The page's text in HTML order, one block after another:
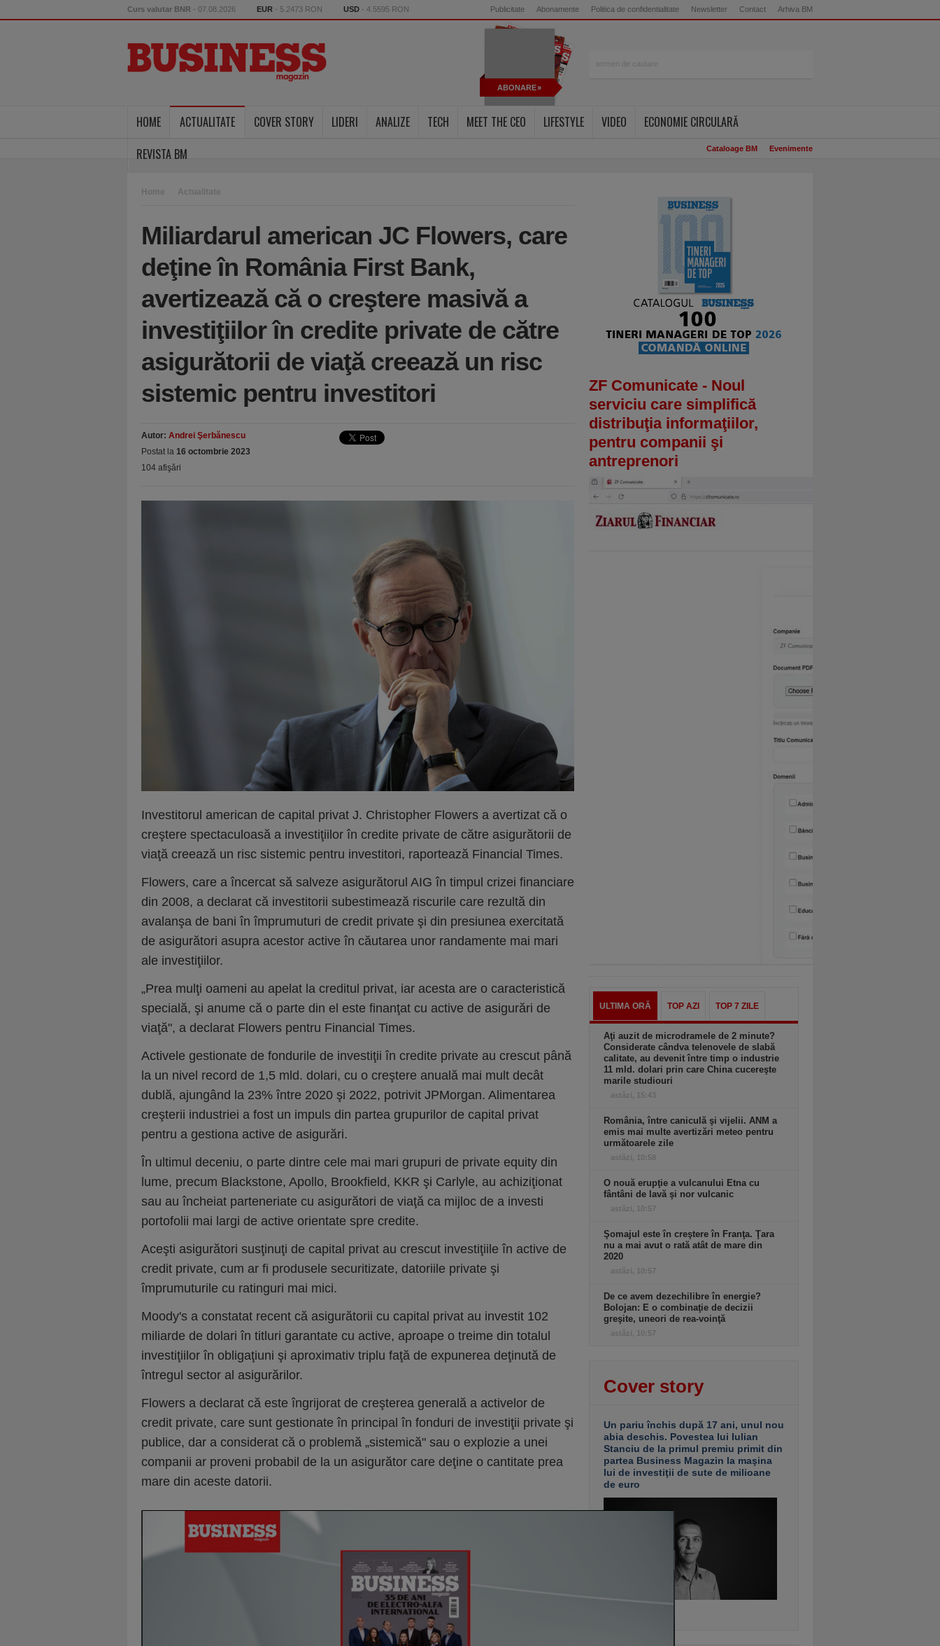
Curs valutar BNR - 07.08.2026 EUR - 5.2473 RON USD - 4.5595 RON Publicitate Abonamente Politica de confidentialitate Newsletter Contact Arhiva BM
ABONARE
HOME ACTUALITATE COVER STORY LIDERI ANALIZE TECH MEET THE CEO LIFESTYLE VIDEO
ECONOMIE CIRCULARĂ
REVISTA BM
Cataloage BM Evenimente
Home Actualitate
Miliardarul american JC Flowers, care
deţine în România First Bank,
avertizează că o creştere masivă a
investiţiilor în credite private de către
asigurătorii de viaţă creează un risc
sistemic pentru investitori
Autor: Andrei Şerbănescu
Postat la 16 octombrie 2023
104 afişări
Investitorul american de capital privat J. Christopher Flowers a avertizat că o
creştere spectaculoasă a investiţiilor în credite private de către asigurătorii de
viaţă creează un risc sistemic pentru investitori, raportează Financial Times.
Flowers, care a încercat să salveze asigurătorul AIG în timpul crizei financiare
din 2008, a declarat că investitorii subestimează riscurile care rezultă din
avalanşa de bani în împrumuturi de credit private şi din presiunea exercitată
de asigurători asupra acestor active în căutarea unor randamente mai mari
ale investiţiilor.
„Prea mulţi oameni au apelat la creditul privat, iar acesta are o caracteristică
specială, şi anume că o parte din el este finanţat cu active de asigurări de
viaţă", a declarat Flowers pentru Financial Times.
Activele gestionate de fondurile de investiţii în credite private au crescut până
la un nivel record de 1,5 mld. dolari, cu o creştere anuală mai mult decât
dublă, ajungând la 23% între 2020 şi 2022, potrivit JPMorgan. Alimentarea
creşterii industriei a fost un impuls din partea grupurilor de capital privat
pentru a gestiona active de asigurări.
În ultimul deceniu, o parte dintre cele mai mari grupuri de private equity din
lume, precum Blackstone, Apollo, Brookfield, KKR şi Carlyle, au achiziţionat
sau au încheiat parteneriate cu asigurători de viaţă ca mijloc de a investi
portofolii mai largi de active orientate spre credite.
Aceşti asigurători susţinuţi de capital privat au crescut investiţiile în active de
credit private, cum ar fi produsele securitizate, datoriile private şi
împrumuturile cu ratinguri mai mici.
Moody's a constatat recent că asigurătorii cu capital privat au investit 102
miliarde de dolari în titluri garantate cu active, aproape o treime din totalul
investiţiilor în obligaţiuni şi aproximativ triplu faţă de expunerea deţinută de
întregul sector al asigurărilor.
Flowers a declarat că este îngrijorat de creşterea generală a activelor de
credit private, care sunt gestionate în principal în fonduri de investiţii private şi
publice, dar a considerat că o problemă „sistemică" sau o explozie a unei
companii ar proveni probabil de la un asigurător care deţine o cantitate prea
mare din aceste datorii.
ZF Comunicate - Noul
serviciu care simplifică
distribuţia informaţiilor,
pentru companii şi
antreprenori
ULTIMA ORĂ TOP AZI TOP 7 ZILE
Aţi auzit de microdramele de 2 minute?
Considerate cândva telenovele de slabă
calitate, au devenit între timp o industrie
11 mld. dolari prin care China cucereşte
marile studiouri
astăzi, 15:43
România, între caniculă şi vijelii. ANM a
emis mai multe avertizări meteo pentru
următoarele zile
astăzi, 10:58
O nouă erupţie a vulcanului Etna cu
fântâni de lavă şi nor vulcanic
astăzi, 10:57
Şomajul este în creştere în Franţa. Ţara
nu a mai avut o rată atât de mare din
2020
astăzi, 10:57
De ce avem dezechilibre în energie?
Bolojan: E o combinaţie de decizii
greşite, uneori de rea-voinţă
astăzi, 10:57
Cover story
Un pariu închis după 17 ani, unul nou
abia deschis. Povestea lui Iulian
Stanciu de la primul premiu primit din
partea Business Magazin la maşina
lui de investiţii de sute de milioane
de euro